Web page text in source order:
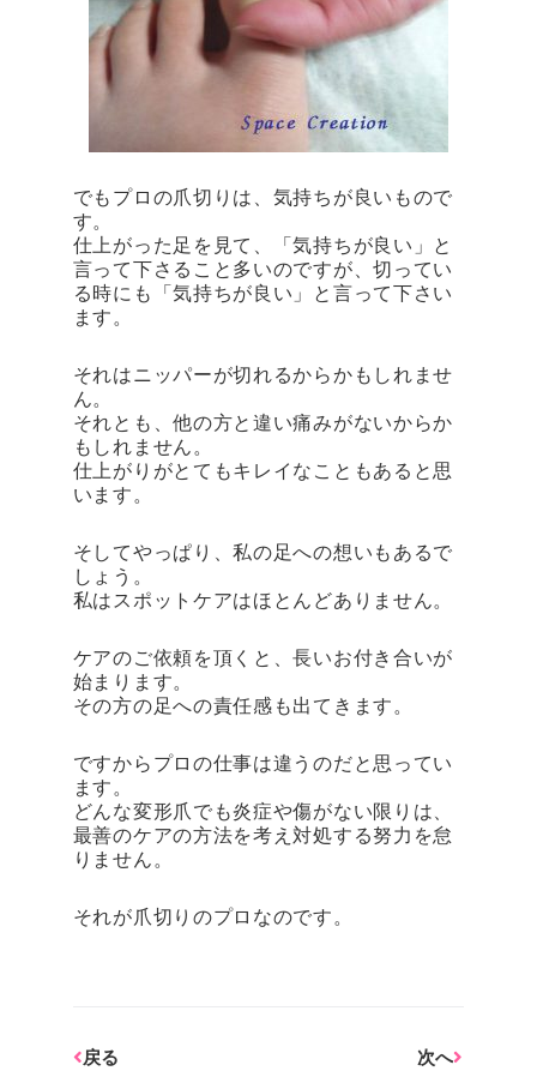
でもプロの爪切りは、気持ちが良いもので
す。
仕上がった足を見て、「気持ちが良い」と
言って下さること多いのですが、切ってい
る時にも「気持ちが良い」と言って下さい
ます。
それはニッパーが切れるからかもしれませ
ん。
それとも、他の方と違い痛みがないからか
もしれません。
仕上がりがとてもキレイなこともあると思
います。
そしてやっぱり、私の足への想いもあるで
しょう。
私はスポットケアはほとんどありません。
ケアのご依頼を頂くと、長いお付き合いが
始まります。
その方の足への責任感も出てきます。
ですからプロの仕事は違うのだと思ってい
ます。
どんな変形爪でも炎症や傷がない限りは、
最善のケアの方法を考え対処する努力を怠
りません。
それが爪切りのプロなのです。
戻る 次へ